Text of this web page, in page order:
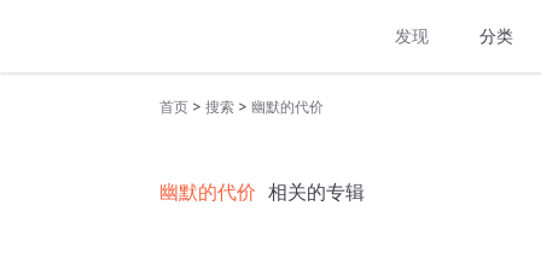
发现 分类
首页 > 搜索 > 幽默的代价
幽默的代价 相关的专辑